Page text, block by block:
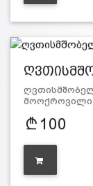
მოოქროვილი
100